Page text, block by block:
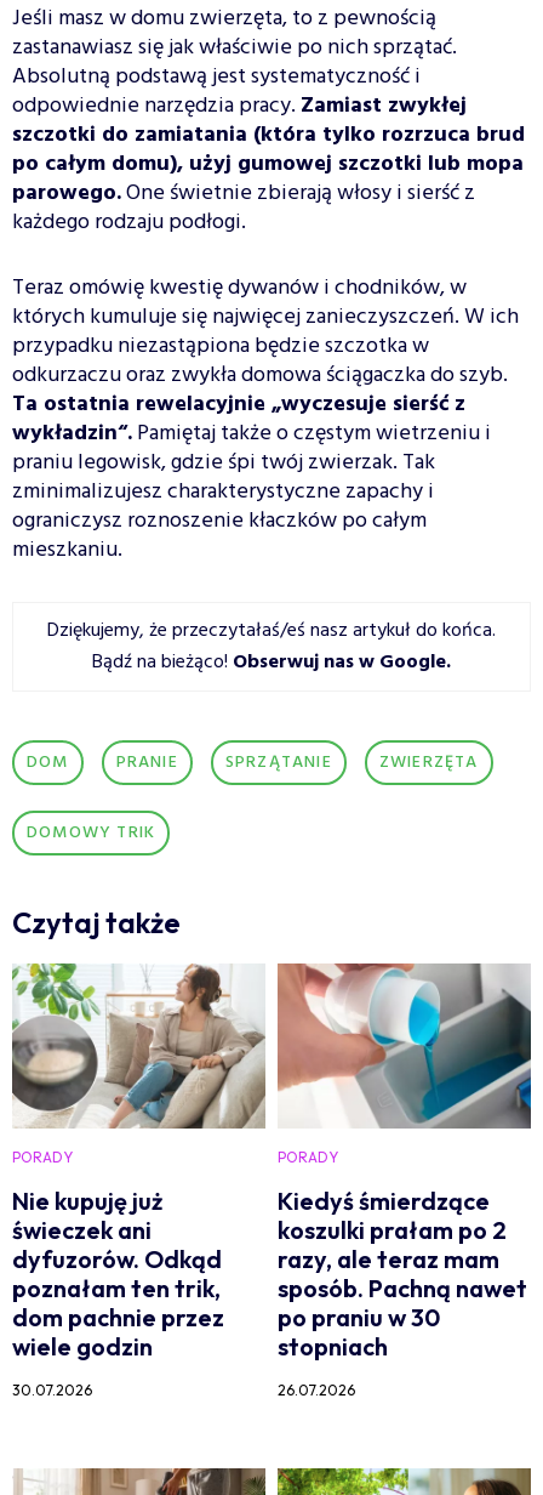
Jeśli masz w domu zwierzęta, to z pewnością
zastanawiasz się jak właściwie po nich sprzątać.
Absolutną podstawą jest systematyczność i
odpowiednie narzędzia pracy. Zamiast zwykłej
szczotki do zamiatania (która tylko rozrzuca brud
po całym domu), użyj gumowej szczotki lub mopa
parowego.One świetnie zbierają włosy i sierść z
każdego rodzaju podłogi.
Teraz omówię kwestię dywanów i chodników, w
których kumuluje się najwięcej zanieczyszczeń. W ich
przypadku niezastąpiona będzie szczotka w
odkurzaczu oraz zwykła domowa ściągaczka do szyb.
Ta ostatnia rewelacyjnie „wyczesuje sierść z
wykładzin“.Pamiętaj także o częstym wietrzeniu i
praniu legowisk, gdzie śpi twój zwierzak. Tak
zminimalizujesz charakterystyczne zapachy i
ograniczysz roznoszenie kłaczków po całym
mieszkaniu.
Dziękujemy, że przeczytałaś/eś nasz artykuł do końca.
Bądź na bieżąco! Obserwuj nas w Google.
DOM PRANIE SPRZĄTANIE ZWIERZĘTA
DOMOWY TRIK
Czytaj także
PORADY
Nie kupuję już
świeczek ani
dyfuzorów. Odkąd
poznałam ten trik,
dom pachnie przez
wiele godzin
30.07.2026
PORADY
Kiedyś śmierdzące
koszulki prałam po 2
razy, ale teraz mam
sposób. Pachną nawet
po praniu w 30
stopniach
26.07.2026